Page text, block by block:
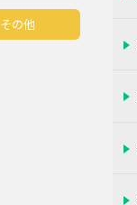
その他